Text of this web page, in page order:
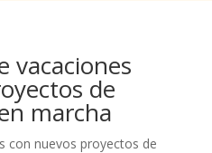
vacaciones
de
marcha
con nuevos proyectos de